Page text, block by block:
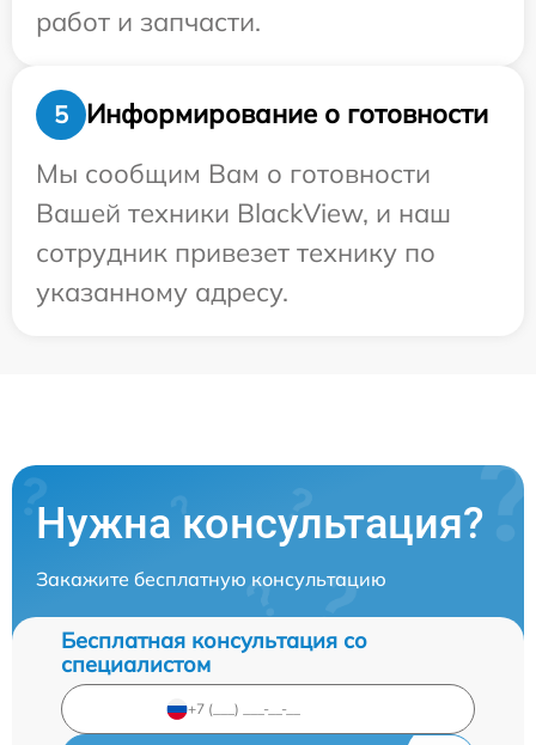
работ и запчасти.
5
Информирование о готовности
Мы сообщим Вам о готовности
Вашей техники BlackView, и наш
сотрудник привезет технику по
указанному адресу.
Нужна консультация?
Закажите бесплатную консультацию
Бесплатная консультация со
специалистом